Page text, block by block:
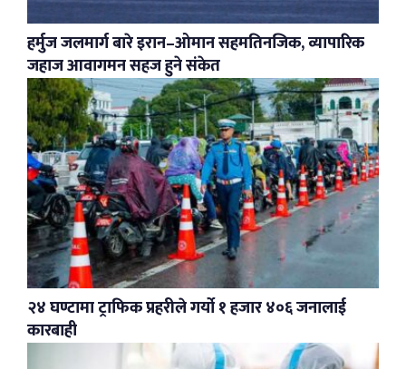
हर्मुज जलमार्ग बारे इरान–ओमान सहमतिनजिक, व्यापारिक
जहाज आवागमन सहज हुने संकेत
२४ घण्टामा ट्राफिक प्रहरीले गर्यो १ हजार ४०६ जनालाई
कारबाही